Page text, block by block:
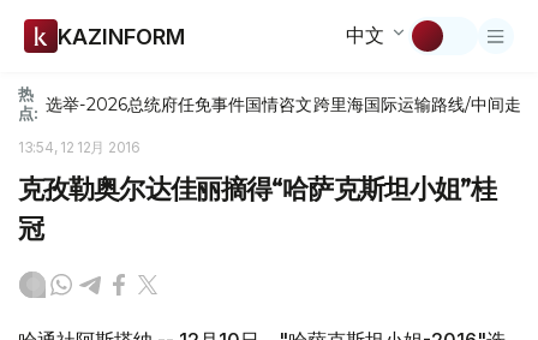
KAZINFORM 中文
热
点: 选举-2026总统府任免事件国情咨文跨里海国际运输路线/中间走廊
13:54, 12 12月 2016
克孜勒奥尔达佳丽摘得“哈萨克斯坦小姐”桂
冠